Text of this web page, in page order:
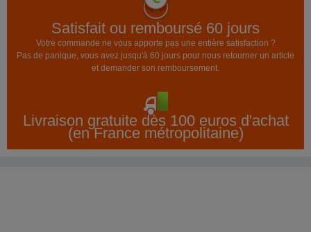
Satisfait ou remboursé 60 jours
Votre commande ne vous apporte pas une entière satisfaction ?
Pas de panique, vous avez jusqu'à 60 jours pour nous retourner un article
et demander son remboursement.
Livraison gratuite dès 100 euros d'achat
(en France métropolitaine)